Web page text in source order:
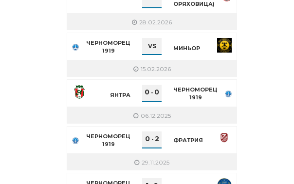
ОРЯХОВИЦА)
28.02.2026
ЧЕРНОМОРЕЦ
1919
VS МИНЬОР
15.02.2026
ЯНТРА 0 - 0
ЧЕРНОМОРЕЦ
1919
06.12.2025
ЧЕРНОМОРЕЦ
1919
0- 2 ФРАТРИЯ
29.11.2025